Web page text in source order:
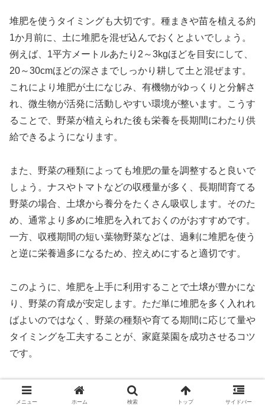
堆肥を使うタイミングも大切です。種まきや苗を植える約
1か月前に、土に堆肥を混ぜ込んでおくとよいでしょう。
例えば、1平方メートルあたり2～3kgほどを目安にして、
20～30cmほどの深さまでしっかり耕して土と混ぜます。
これにより堆肥が土になじみ、有機物がゆっくりと分解さ
れ、微生物が活発に活動しやすい環境が整います。こうす
ることで、野菜が植えられた後も栄養を長期間にわたり供
給できるようになります。
また、野菜の種類によっても堆肥の量を調整すると良いで
しょう。ナスやトマトなどの収穫量が多く、長期間育てる
野菜の場合、土壌から養分をたくさん吸収します。そのた
め、通常より多めに堆肥を入れておくのがおすすめです。
一方、収穫期間の短い葉物野菜などは、過剰に堆肥を使う
と逆に栄養過多になるため、控えめにすると適切です。
このように、堆肥を上手に利用することで土壌が豊かにな
り、野菜の育成が安定します。ただ単に堆肥を多く入れれ
ばよいのではなく、野菜の種類や育てる期間に応じて量や
タイミングを工夫することが、家庭菜園を成功させるコツ
です。
家庭菜園 土 石灰の使い方と注意点
メニュー ホーム 検索 トップ サイドバー